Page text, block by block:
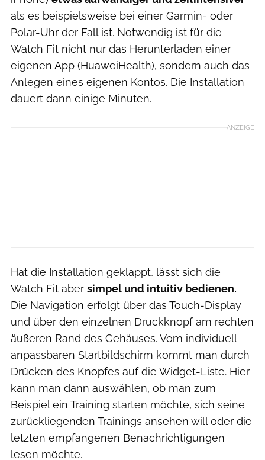
als es beispielsweise bei einer Garmin- oder
Polar-Uhr der Fall ist. Notwendig ist für die
Watch Fit nicht nur das Herunterladen einer
eigenen App (HuaweiHealth), sondern auch das
Anlegen eines eigenen Kontos. Die Installation
dauert dann einige Minuten.
ANZEIGE
Hat die Installation geklappt, lässt sich die
Watch Fit aber simpel und intuitiv bedienen.
Die Navigation erfolgt über das Touch-Display
und über den einzelnen Druckknopf am rechten
äußeren Rand des Gehäuses. Vom individuell
anpassbaren Startbildschirm kommt man durch
Drücken des Knopfes auf die Widget-Liste. Hier
kann man dann auswählen, ob man zum
Beispiel ein Training starten möchte, sich seine
zurückliegenden Trainings ansehen will oder die
letzten empfangenen Benachrichtigungen
lesen möchte.